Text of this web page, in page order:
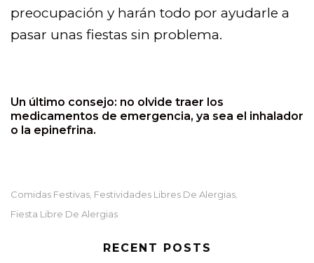
preocupación y harán todo por ayudarle a
pasar unas fiestas sin problema.
Un último consejo: no olvide traer los
medicamentos de emergencia, ya sea el inhalador
o la epinefrina.
Comidas Festivas, Festividades Libres De Alergias,
Fiesta Libre De Alergias
RECENT POSTS